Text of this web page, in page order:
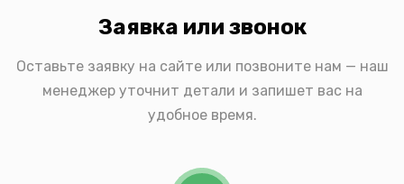
Заявка или звонок
Оставьте заявку на сайте или позвоните нам — наш
менеджер уточнит детали и запишет вас на
удобное время.